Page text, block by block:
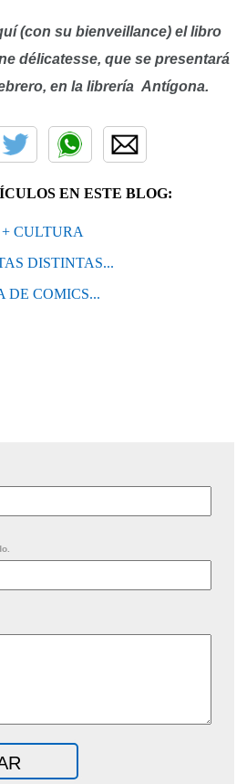
(con su bienveillance) el libro
délicatesse, que se presentará
en la librería Antígona.
EN ESTE BLOG:
+ CULTURA
DISTINTAS...
DE COMICS...